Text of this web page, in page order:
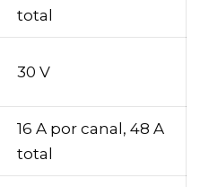
total
30 V
16 A por canal, 48 A
total